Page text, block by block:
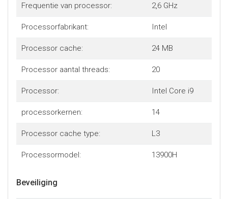
Frequentie van processor: 2,6 GHz
Processorfabrikant: Intel
Processor cache: 24 MB
Processor aantal threads: 20
Processor: Intel Core i9
processorkernen: 14
Processor cache type: L3
Processormodel: 13900H
Beveiliging